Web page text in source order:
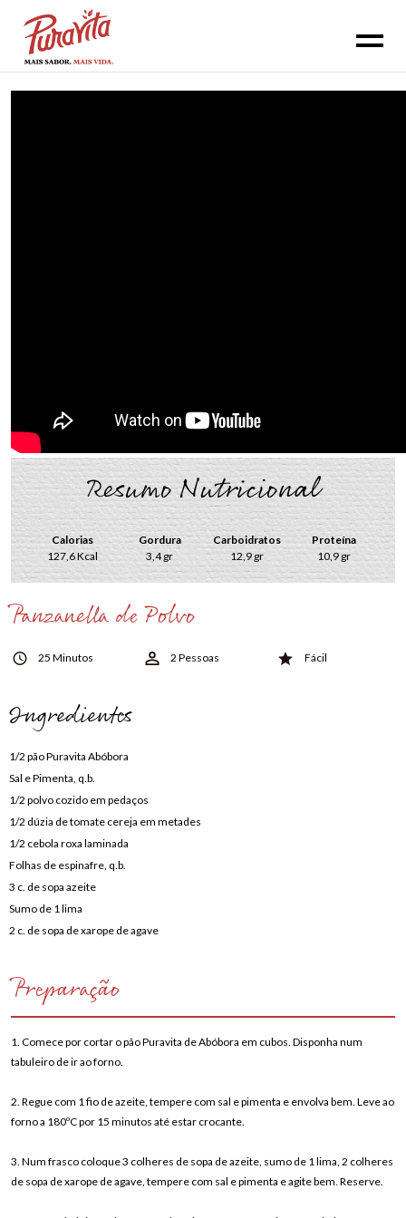
Resumo Nutricional
Calorias
127,6 Kcal
Gordura
3,4 gr
Carboidratos
12,9 gr
Proteína
10,9 gr
Panzanella de Polvo
25 Minutos 2 Pessoas Fácil
Ingredientes
1/2 pão Puravita Abóbora
Sal e Pimenta, q.b.
1/2 polvo cozido em pedaços
1/2 dúzia de tomate cereja em metades
1/2 cebola roxa laminada
Folhas de espinafre, q.b.
3 c. de sopa azeite
Sumo de 1 lima
2 c. de sopa de xarope de agave
Preparação
1. Comece por cortar o pão Puravita de Abóbora em cubos. Disponha num
tabuleiro de ir ao forno.
2. Regue com 1 fio de azeite, tempere com sal e pimenta e envolva bem. Leve ao
forno a 180ºC por 15 minutos até estar crocante.
3. Num frasco coloque 3 colheres de sopa de azeite, sumo de 1 lima, 2 colheres
de sopa de xarope de agave, tempere com sal e pimenta e agite bem. Reserve.